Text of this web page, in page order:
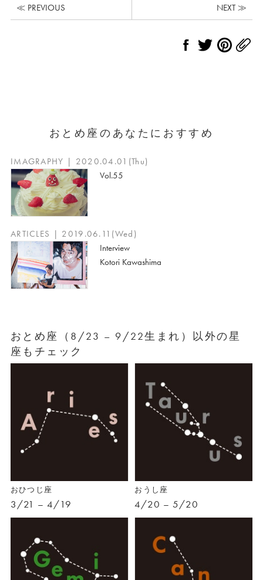
≪ PREVIOUS NEXT ≫
おとめ座のあなたにおすすめ
IMAGRAPHY | 2020.04.01(Thu)
Vol.55
ARTICLES | 2019.06.11(Wed)
Interview
Kotori Kawashima
おとめ座（8/23 – 9/22生まれ）以外の星
座もチェック
おひつじ座
3/21 – 4/19
おうし座
4/20 – 5/20